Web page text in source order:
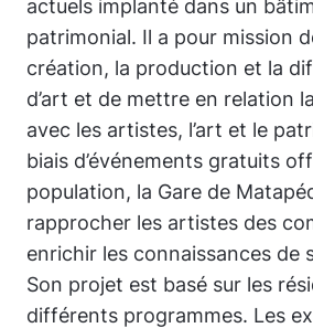
actuels implanté dans un
patrimonial. Il a pour mission
création, la production et la
d’art et de mettre en relation
avec les artistes, l’art et le
biais d’événements gratuits
population, la Gare de
rapprocher les artistes des
enrichir les connaissances de
Son projet est basé sur les
différents programmes. Les